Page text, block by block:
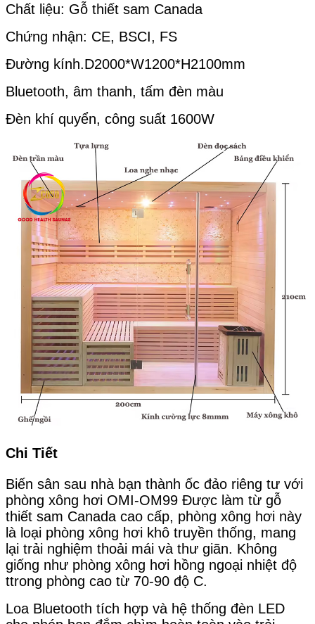
Chất liệu: Gỗ thiết sam Canada
Chứng nhận: CE, BSCI, FS
Đường kính.D2000*W1200*H2100mm
Bluetooth, âm thanh, tấm đèn màu
Đèn khí quyển, công suất 1600W
Chi Tiết
Biến sân sau nhà bạn thành ốc đảo riêng tư với
phòng xông hơi OMI-OM99 Được làm từ gỗ
thiết sam Canada cao cấp, phòng xông hơi này
là loại phòng xông hơi khô truyền thống, mang
lại trải nghiệm thoải mái và thư giãn. Không
giống như phòng xông hơi hồng ngoại nhiệt độ
ttrong phòng cao từ 70-90 độ C.
Loa Bluetooth tích hợp và hệ thống đèn LED